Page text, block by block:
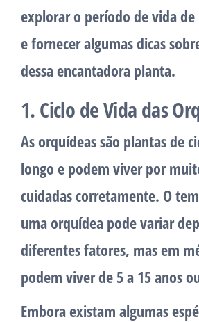
explorar o período de vida
e fornecer algumas dicas
dessa encantadora planta.
1. Ciclo de Vida das
As orquídeas são plantas de
longo e podem viver por
cuidadas corretamente. O
uma orquídea pode variar
diferentes fatores, mas em
podem viver de 5 a 15 anos
Embora existam algumas